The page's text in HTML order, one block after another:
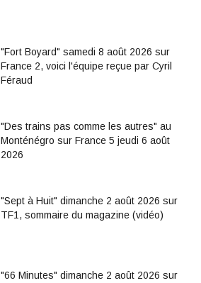
"Fort Boyard" samedi 8 août 2026 sur
France 2, voici l'équipe reçue par Cyril
Féraud
"Des trains pas comme les autres" au
Monténégro sur France 5 jeudi 6 août
2026
"Sept à Huit" dimanche 2 août 2026 sur
TF1, sommaire du magazine (vidéo)
"66 Minutes" dimanche 2 août 2026 sur